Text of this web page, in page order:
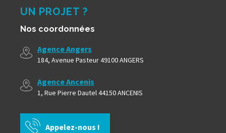
UN PROJET ?
Nos coordonnées
Agence Angers
184, Avenue Pasteur 49100 ANGERS
Agence Ancenis
1, Rue Pierre Dautel 44150 ANCENIS
Appelez-nous !